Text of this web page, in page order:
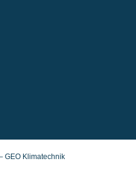
GEO Klimatechnik